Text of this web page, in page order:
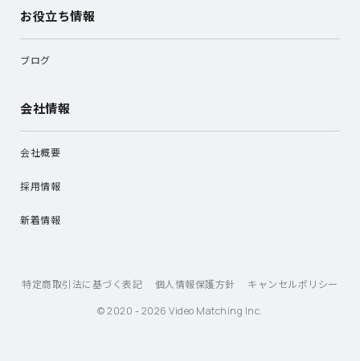
お役立ち情報
ブログ
会社情報
会社概要
採用情報
新着情報
© 2020 - 2026 Video Matching Inc.
特定商取引法に基づく表記 個人情報保護方針 キャンセルポリシー